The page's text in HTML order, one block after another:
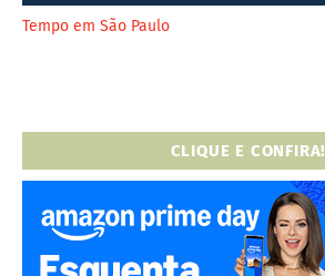
Tempo em São Paulo
CLIQUE E CONFIRA!